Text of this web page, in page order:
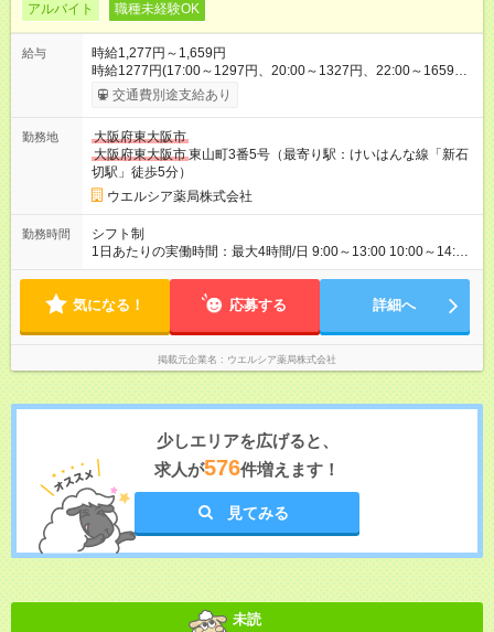
アルバイト 職種未経験OK
給与
時給1,277円～1,659円
時給1277円(17:00～1297円、20:00～1327円、22:00～1659円)
※深夜割増含む ※高校卒業以上 昇格に応じて＋20～200円昇給
あり （大学生は＋20円まで） ※高校生は対象外 試用期間あり：
間】試用期間あり 試用期間の長さ：3ヶ月 雇用形態、給与は本
採用時と同じです。
交通費別途支給あり
勤務地
大阪府東大阪市
大阪府東大阪市東山町3番5号（最寄り駅：けいはんな線「新石
切駅」徒歩5分）
ウエルシア薬局株式会社
勤務時間
シフト制
1日あたりの実働時間：最大4時間/日 9:00～13:00 10:00～14:00
☆勤務日数・曜日応相談 17:00～21:00 土---21:00～24:15 ☆勤務
気になる！ 応募する 詳細へ
掲載元企業名 ウエルシア薬局株式会社
少しエリアを広げると、
求人が576件増えます！
見てみる
未読